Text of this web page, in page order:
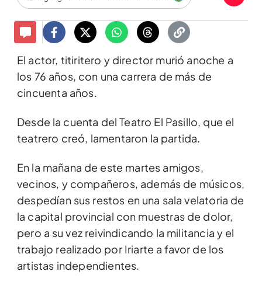
El actor, titiritero y director murió anoche a
los 76 años, con una carrera de más de
cincuenta años.
Desde la cuenta del Teatro El Pasillo, que el
teatrero creó, lamentaron la partida.
En la mañana de este martes amigos,
vecinos, y compañeros, además de músicos,
despedían sus restos en una sala velatoria de
la capital provincial con muestras de dolor,
pero a su vez reivindicando la militancia y el
trabajo realizado por Iriarte a favor de los
artistas independientes.